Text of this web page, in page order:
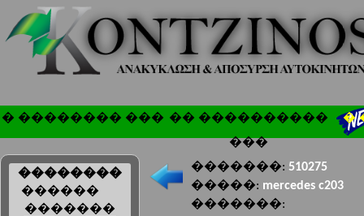
� �������� ��� �� ����������
���
�
��������
������
�������
�������: 510275
�����: mercedes c203
�������: